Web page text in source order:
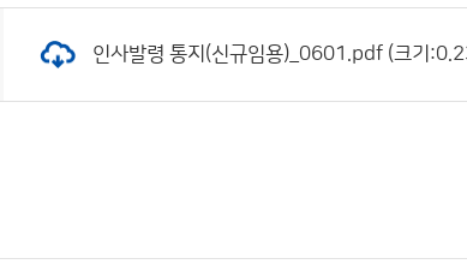
인사발령 통지(신규임용)_0601.pdf (크기